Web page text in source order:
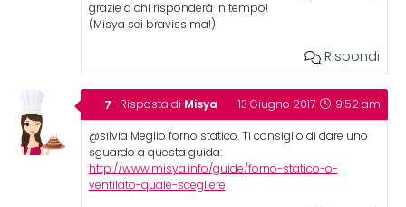
grazie a chi risponderà in tempo!
(Misya sei bravissima!)
Rispondi
Risposta di Misya 13 Giugno 2017 9:52 am
@silvia Meglio forno statico. Ti consiglio di dare uno
sguardo a questa guida:
http://www.misya.info/guide/forno-statico-o-
ventilato-quale-scegliere